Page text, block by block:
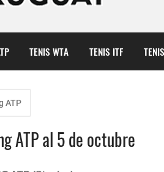
TENIS WTA TENIS ITF
ATP
ATP al 5 de octubre